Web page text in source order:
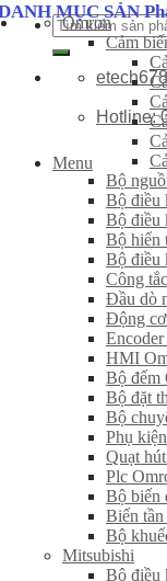
Tìm
kiếm:
Hotline:
Menu
MỤC SẢN
Omron
Cảm
Bộ
Bộ điều
Bộ điều
Bộ hiển
Bộ điều
Công
Đầu dò
Động cơ
HMI
Bộ đếm
Bộ đặt
Bộ
Phụ
Quạt
Plc
Bộ biến
Biến
Bộ
Mitsubishi
Bộ điều